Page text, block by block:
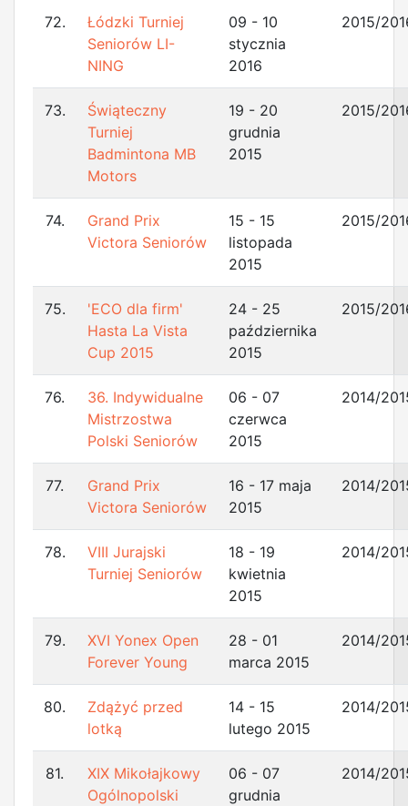
72.
Łódzki Turniej
Seniorów LI-
NING
09 - 10
stycznia
2016
2015/
73.
Świąteczny
Turniej
Badmintona MB
Motors
19 - 20
grudnia
2015
2015/
74.
Grand Prix
Victora Seniorów
15 - 15
listopada
2015
2015/
75.
'ECO dla firm'
Hasta La Vista
Cup 2015
24 - 25
października
2015
2015/
76.
36. Indywidualne
Mistrzostwa
Polski Seniorów
06 - 07
czerwca
2015
2014/
77.
Grand Prix
Victora Seniorów
16 - 17 maja
2015
2014/
78.
VIII Jurajski
Turniej Seniorów
18 - 19
kwietnia
2015
2014/
79.
XVI Yonex Open
Forever Young
28 - 01
marca 2015
2014/
80.
Zdążyć przed
lotką
14 - 15
lutego 2015
2014/
81.
XIX Mikołajkowy
Ogólnopolski
06 - 07
grudnia
2014/